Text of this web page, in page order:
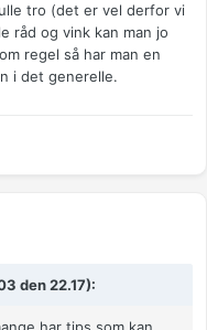
tro (det er vel derfor vi
råd og vink kan man jo
regel så har man en
i det generelle.
den 22.17):